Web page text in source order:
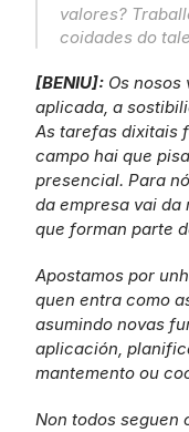
valores?
coidades do
[BENIU]: Os nosos
aplicada, a
As tarefas dixitais
campo hai que
presencial. Para
da empresa vai da
que forman parte
Apostamos por
quen entra como
asumindo novas
aplicación,
mantemento ou
Non todos seguen